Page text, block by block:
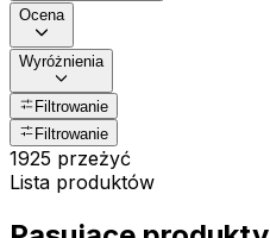
Ocena
Wyróżnienia
Filtrowanie
Filtrowanie
1925 przeżyć
Lista produktów